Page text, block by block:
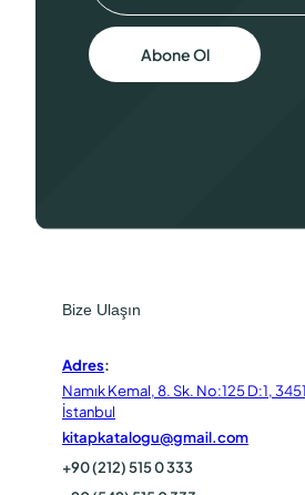
Abone Ol
Bize Ulaşın
Adres:
Namık Kemal, 8. Sk. No:125 D:1,
İstanbul
kitapkatalogu@gmail.com
+90 (212) 515 0 333